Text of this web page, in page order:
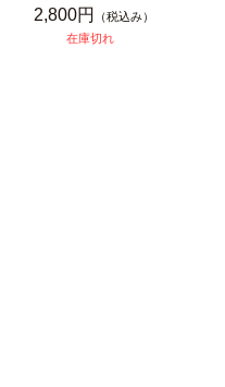
2,800円
（税込み）
在庫切れ